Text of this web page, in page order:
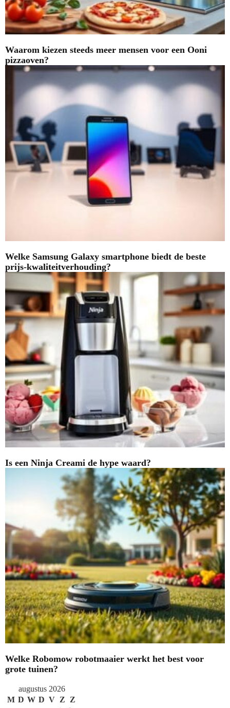
Waarom kiezen steeds meer mensen voor een Ooni
pizzaoven?
Welke Samsung Galaxy smartphone biedt de beste
prijs-kwaliteitverhouding?
Is een Ninja Creami de hype waard?
Welke Robomow robotmaaier werkt het best voor
grote tuinen?
augustus 2026
M D W D V Z Z